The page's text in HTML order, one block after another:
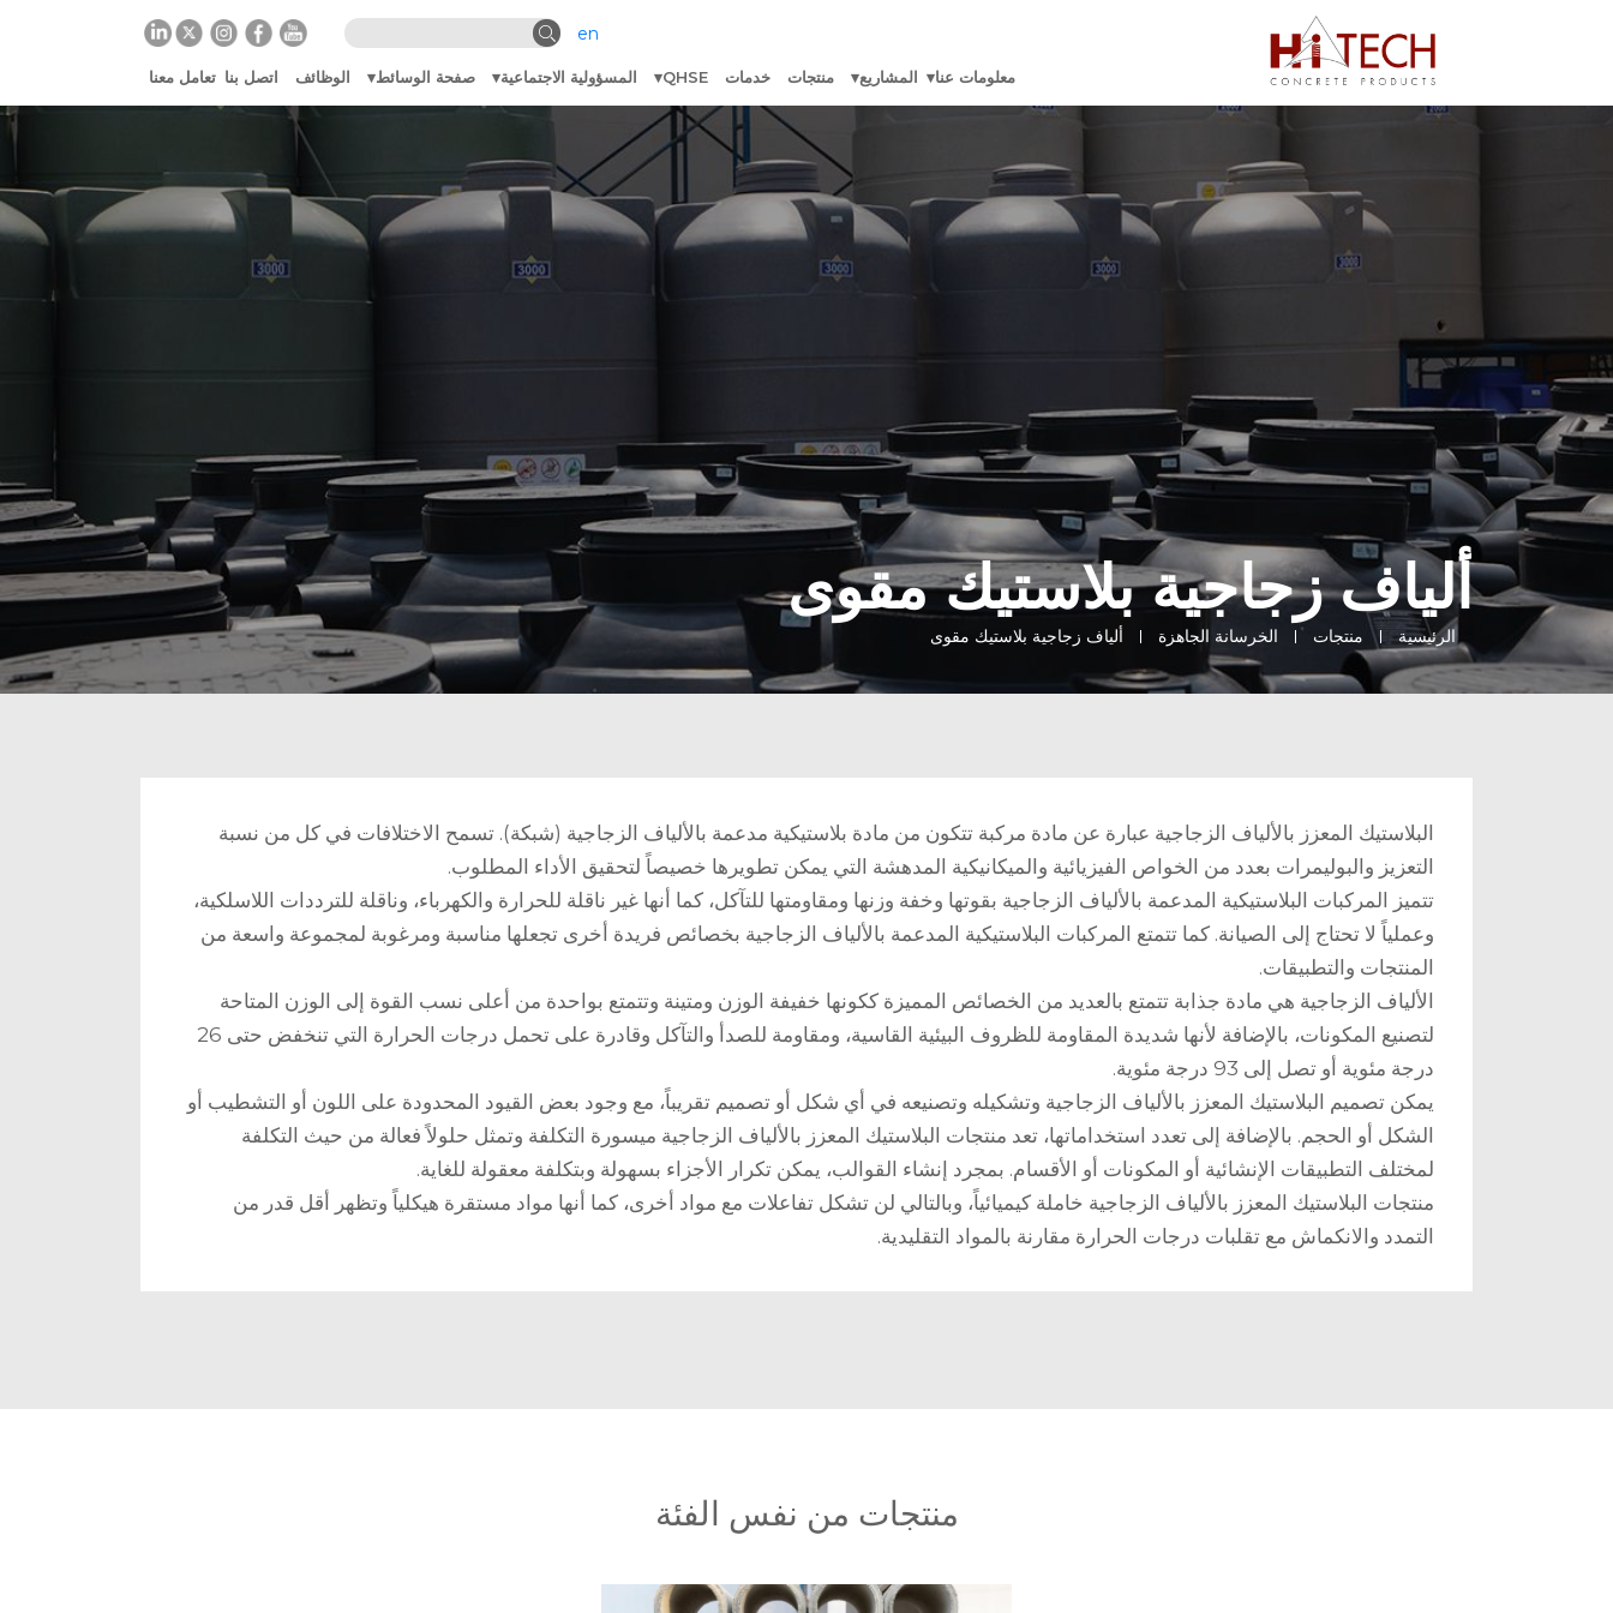
en
معلومات عنا المشاريع منتجات خدمات QHSE المسؤولية الاجتماعية صفحة الوسائط الوظائف اتصل بنا تعامل معنا
ألياف زجاجية بلاستيك مقوى
الرئيسية منتجات الخرسانة الجاهزة ألياف زجاجية بلاستيك مقوى
البلاستيك المعزز بالألياف الزجاجية عبارة عن مادة مركبة تتكون من مادة بلاستيكية مدعمة بالألياف الزجاجية (شبكة). تسمح الاختلافات في كل من نسبة
التعزيز والبوليمرات بعدد من الخواص الفيزيائية والميكانيكية المدهشة التي يمكن تطويرها خصيصاً لتحقيق الأداء المطلوب.
تتميز المركبات البلاستيكية المدعمة بالألياف الزجاجية بقوتها وخفة وزنها ومقاومتها للتآكل، كما أنها غير ناقلة للحرارة والكهرباء، وناقلة للترددات اللاسلكية،
وعملياً لا تحتاج إلى الصيانة. كما تتمتع المركبات البلاستيكية المدعمة بالألياف الزجاجية بخصائص فريدة أخرى تجعلها مناسبة ومرغوبة لمجموعة واسعة من
المنتجات والتطبيقات.
الألياف الزجاجية هي مادة جذابة تتمتع بالعديد من الخصائص المميزة ككونها خفيفة الوزن ومتينة وتتمتع بواحدة من أعلى نسب القوة إلى الوزن المتاحة
لتصنيع المكونات، بالإضافة لأنها شديدة المقاومة للظروف البيئية القاسية، ومقاومة للصدأ والتآكل وقادرة على تحمل درجات الحرارة التي تنخفض حتى 26
درجة مئوية أو تصل إلى 93 درجة مئوية.
يمكن تصميم البلاستيك المعزز بالألياف الزجاجية وتشكيله وتصنيعه في أي شكل أو تصميم تقريباً، مع وجود بعض القيود المحدودة على اللون أو التشطيب أو
الشكل أو الحجم. بالإضافة إلى تعدد استخداماتها، تعد منتجات البلاستيك المعزز بالألياف الزجاجية ميسورة التكلفة وتمثل حلولاً فعالة من حيث التكلفة
لمختلف التطبيقات الإنشائية أو المكونات أو الأقسام. بمجرد إنشاء القوالب، يمكن تكرار الأجزاء بسهولة وبتكلفة معقولة للغاية.
منتجات البلاستيك المعزز بالألياف الزجاجية خاملة كيميائياً، وبالتالي لن تشكل تفاعلات مع مواد أخرى، كما أنها مواد مستقرة هيكلياً وتظهر أقل قدر من
التمدد والانكماش مع تقلبات درجات الحرارة مقارنة بالمواد التقليدية.
منتجات من نفس الفئة